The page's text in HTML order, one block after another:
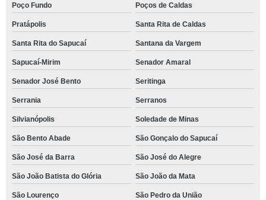
Poço Fundo Poços de Caldas
Pratápolis Santa Rita de Caldas
Santa Rita do Sapucaí Santana da Vargem
Sapucaí-Mirim Senador Amaral
Senador José Bento Seritinga
Serrania Serranos
Silvianópolis Soledade de Minas
São Bento Abade São Gonçalo do Sapucaí
São José da Barra São José do Alegre
São João Batista do Glória São João da Mata
São Lourenço São Pedro da União